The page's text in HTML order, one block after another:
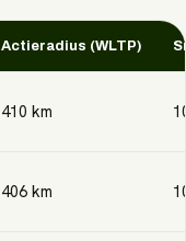
Actieradius (WLTP)
410 km
406 km